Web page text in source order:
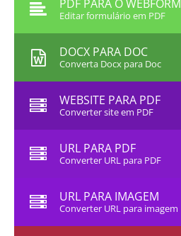
PDF PARA O WEBFORM
Editar formulário em PDF
DOCX PARA DOC
Converta Docx para Doc
WEBSITE PARA PDF
Converter site em PDF
URL PARA PDF
Converter URL para PDF
URL PARA IMAGEM
Converter URL para imagem